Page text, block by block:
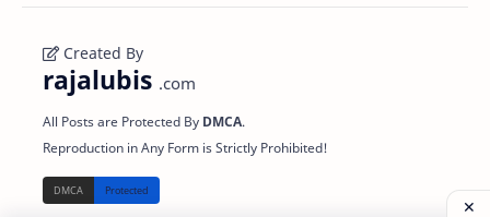
Created By
rajalubis .com
All Posts are Protected By DMCA.
Reproduction in Any Form is Strictly Prohibited!